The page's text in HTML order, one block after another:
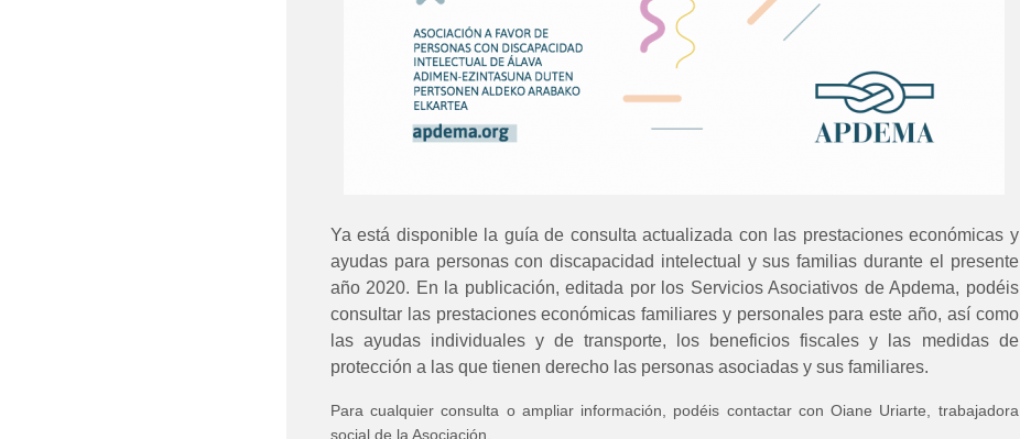
Ya está disponible la guía de consulta actualizada con las prestaciones económicas y
ayudas para personas con discapacidad intelectual y sus familias durante el presente
año 2020. En la publicación, editada por los Servicios Asociativos de Apdema, podéis
consultar las prestaciones económicas familiares y personales para este año, así como
las ayudas individuales y de transporte, los beneficios fiscales y las medidas de
protección a las que tienen derecho las personas asociadas y sus familiares.
Para cualquier consulta o ampliar información, podéis contactar con Oiane Uriarte, trabajadora
social de la Asociación.